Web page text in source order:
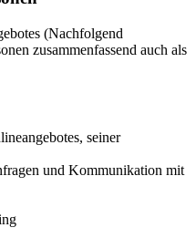
(Nachfolgend
zusammenfassend auch als
seiner
und Kommunikation mit